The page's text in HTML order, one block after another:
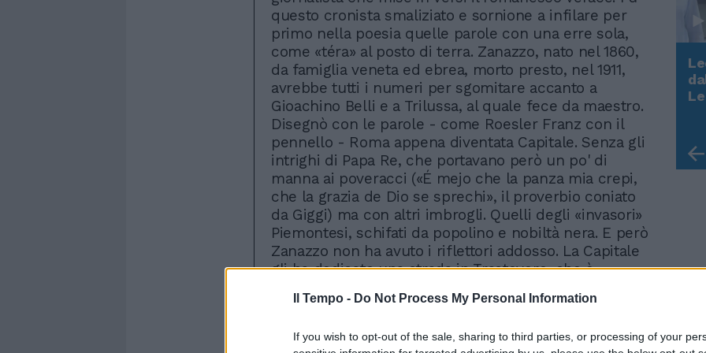
Il Tempo - Do Not Process My Personal Information
If you wish to opt-out of the sale, sharing to third parties, or processing of your
questo cronista smaliziato e sornione a infilare per
primo nella poesia quelle parole con una erre sola,
come «téra» al posto di terra. Zanazzo, nato nel 1860,
da famiglia veneta ed ebrea, morto presto, nel 1911,
avrebbe tutti i numeri per sgomitare accanto a
Gioachino Belli e a Trilussa, al quale fece da maestro.
Disegnò con le parole - come Roesler Franz con il
pennello - Roma appena diventata Capitale. Senza gli
intrighi di Papa Re, che portavano però un po' di
manna ai poveracci («É mejo che la panza mia crepi,
che la grazia de Dio se sprechi», il proverbio coniato
da Giggi) ma con altri imbrogli. Quelli degli «invasori»
Piemontesi, schifati da popolino e nobiltà nera. E però
Zanazzo non ha avuto i riflettori addosso. La Capitale
gli ha dedicato una strada in Trastevere, che è
«cantattore» Lando Fiorini. E poi il monumentino
Campitelli. Ma rievocazioni, pubblicazioni, studi pochi.
Rudy Giuliani a Come States?
Trump, Meloni e la strategia
americana